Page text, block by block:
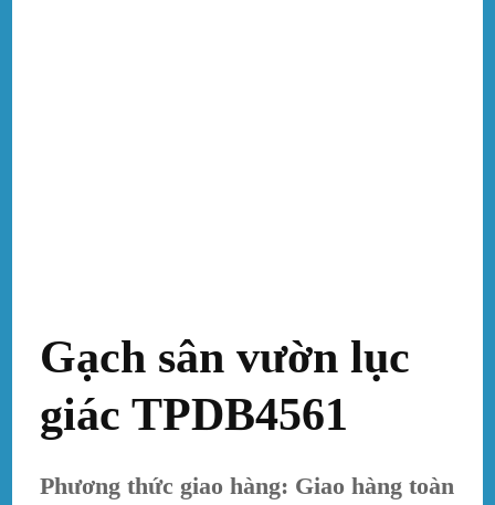
Gạch sân vườn lục
giác TPDB4561
Phương thức giao hàng: Giao hàng toàn